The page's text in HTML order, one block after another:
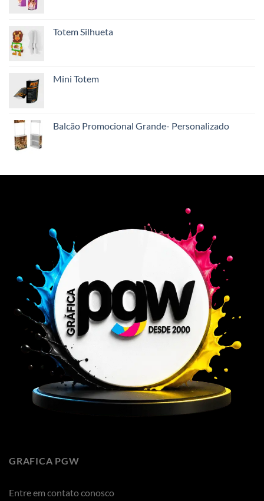
Totem Silhueta
Mini Totem
Balcão Promocional Grande- Personalizado
GRAFICA PGW
Entre em contato conosco